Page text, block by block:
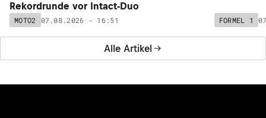
Alle Artikel
Rekordrunde vor Intact-Duo
MOTO2 07.08.2026 - 16:51 FORMEL 1